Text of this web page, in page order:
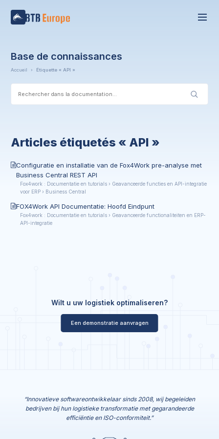
Base de connaissances
Accueil › Étiquette « API »
Articles étiquetés « API »
Configuratie en installatie van de Fox4Work pre-analyse met
Business Central REST API
Fox4work : Documentatie en tutorials › Geavanceerde functies en API-integratie
voor ERP › Business Central
FOX4Work API Documentatie: Hoofd Eindpunt
Fox4work : Documentatie en tutorials › Geavanceerde functionaliteiten en ERP-
API-integratie
Wilt u uw logistiek optimaliseren?
Een demonstratie aanvragen
“Innovatieve softwareontwikkelaar sinds 2008, wij begeleiden
bedrijven bij hun logistieke transformatie met gegarandeerde
efficiëntie en ISO-conformiteit.”